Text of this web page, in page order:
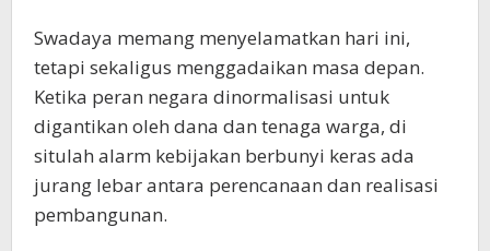
Swadaya memang menyelamatkan hari ini,
tetapi sekaligus menggadaikan masa depan.
Ketika peran negara dinormalisasi untuk
digantikan oleh dana dan tenaga warga, di
situlah alarm kebijakan berbunyi keras ada
jurang lebar antara perencanaan dan realisasi
pembangunan.